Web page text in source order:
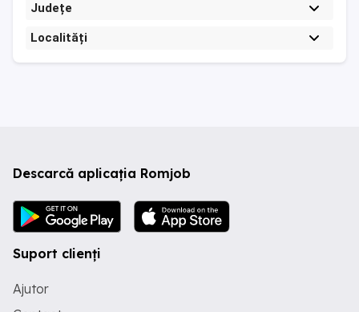
Județe
Localități
Descarcă aplicația Romjob
Suport clienți
Ajutor